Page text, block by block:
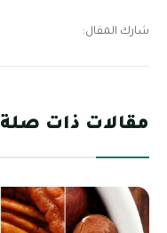
شارك المقال:
مقالات ذات صلة